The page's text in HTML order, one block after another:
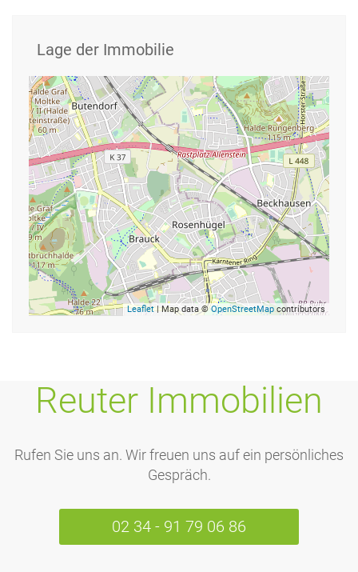
Lage der Immobilie
Leaflet| Map data ©OpenStreetMap contributors
Reuter Immobilien
Rufen Sie uns an. Wir freuen uns auf ein persönliches
Gespräch.
02 34 - 91 79 06 86